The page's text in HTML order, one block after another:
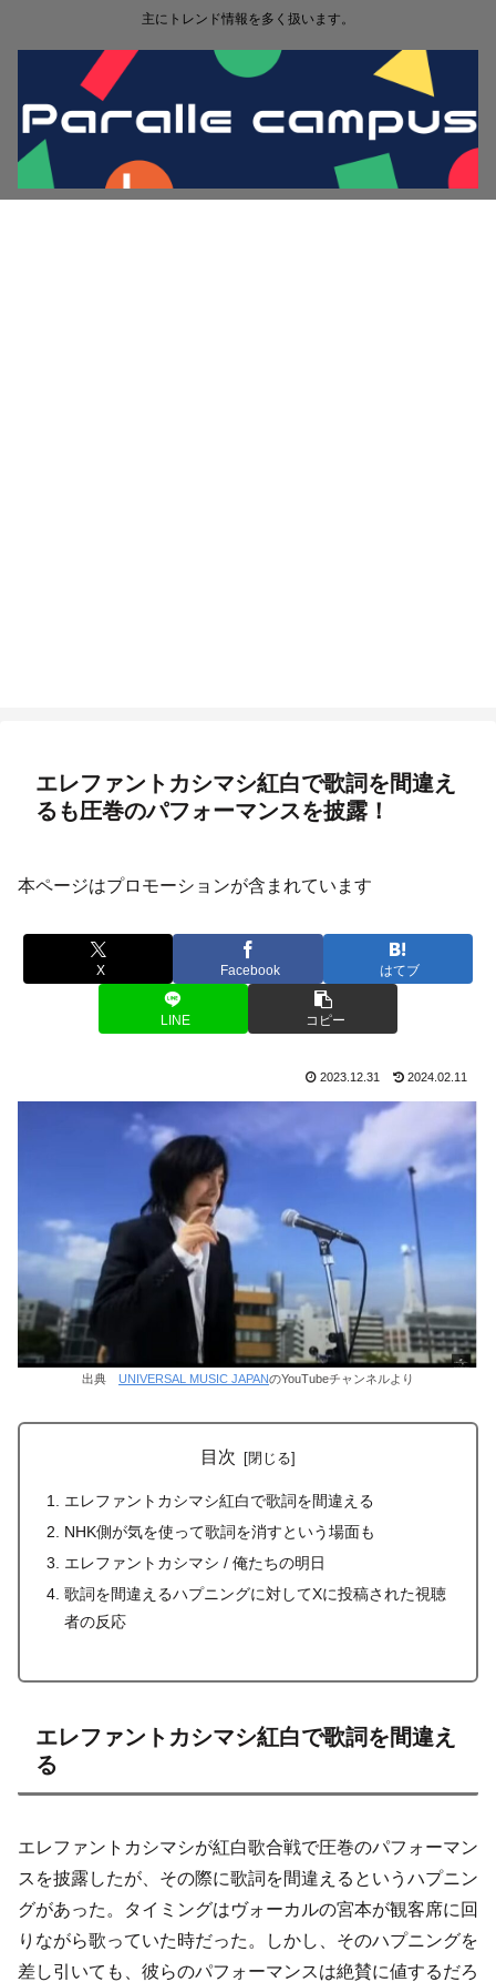
主にトレンド情報を多く扱います。
エレファントカシマシ紅白で歌詞を間違え
るも圧巻のパフォーマンスを披露！
本ページはプロモーションが含まれています
X Facebook はてブ
LINE コピー
2023.12.31 2024.02.11
出典 UNIVERSAL MUSIC JAPANのYouTubeチャンネルより
目次
エレファントカシマシ紅白で歌詞を間違える
NHK側が気を使って歌詞を消すという場面も
エレファントカシマシ / 俺たちの明日
歌詞を間違えるハプニングに対してXに投稿された視聴
者の反応
エレファントカシマシ紅白で歌詞を間違え
る
エレファントカシマシが紅白歌合戦で圧巻のパフォーマン
スを披露したが、その際に歌詞を間違えるというハプニン
グがあった。タイミングはヴォーカルの宮本が観客席に回
りながら歌っていた時だった。しかし、そのハプニングを
差し引いても、彼らのパフォーマンスは絶賛に値するだろ